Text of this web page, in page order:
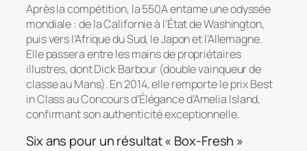
Après la compétition, la 550A entame une odyssée
mondiale : de la Californie à l’État de Washington,
puis vers l’Afrique du Sud, le Japon et l’Allemagne.
Elle passera entre les mains de propriétaires
illustres, dont Dick Barbour (double vainqueur de
classe au Mans). En 2014, elle remporte le prixBest
in Classau Concours d’Élégance d’Amelia Island,
confirmant son authenticité exceptionnelle.
Six ans pour un résultat « Box-Fresh »